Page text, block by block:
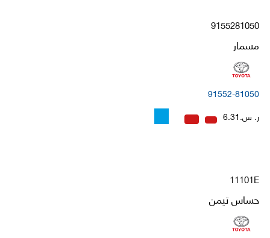
9155281050
مسمار
91552-81050
ر. س.6.31
11101E
حساس تيمن